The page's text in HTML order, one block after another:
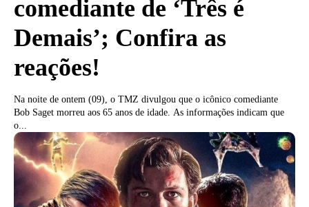
comediante de ‘Três é
Demais’; Confira as
reações!
Na noite de ontem (09), o TMZ divulgou que o icônico comediante
Bob Saget morreu aos 65 anos de idade. As informações indicam que
o...